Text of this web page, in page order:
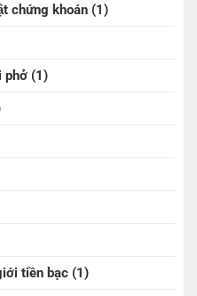
chứng khoán (1)
phở (1)
tiền bạc (1)